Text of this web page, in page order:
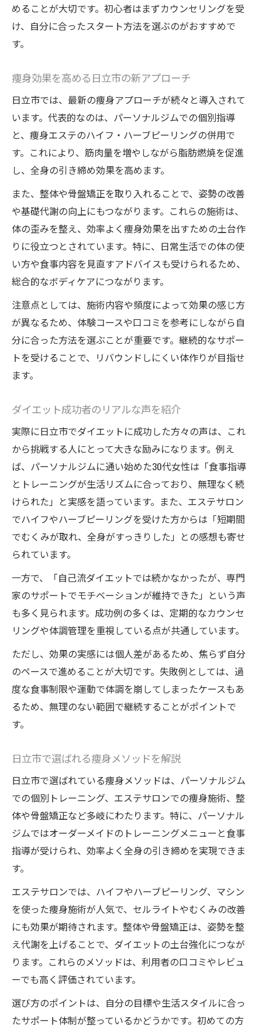
めることが大切です。初心者はまずカウンセリングを受
け、自分に合ったスタート方法を選ぶのがおすすめで
す。
痩身効果を高める日立市の新アプローチ
日立市では、最新の痩身アプローチが続々と導入されて
います。代表的なのは、パーソナルジムでの個別指導
と、痩身エステのハイフ・ハーブピーリングの併用で
す。これにより、筋肉量を増やしながら脂肪燃焼を促進
し、全身の引き締め効果を高めます。
また、整体や骨盤矯正を取り入れることで、姿勢の改善
や基礎代謝の向上にもつながります。これらの施術は、
体の歪みを整え、効率よく痩身効果を出すための土台作
りに役立つとされています。特に、日常生活での体の使
い方や食事内容を見直すアドバイスも受けられるため、
総合的なボディケアにつながります。
注意点としては、施術内容や頻度によって効果の感じ方
が異なるため、体験コースや口コミを参考にしながら自
分に合った方法を選ぶことが重要です。継続的なサポー
トを受けることで、リバウンドしにくい体作りが目指せ
ます。
ダイエット成功者のリアルな声を紹介
実際に日立市でダイエットに成功した方々の声は、これ
から挑戦する人にとって大きな励みになります。例え
ば、パーソナルジムに通い始めた30代女性は「食事指導
とトレーニングが生活リズムに合っており、無理なく続
けられた」と実感を語っています。また、エステサロン
でハイフやハーブピーリングを受けた方からは「短期間
でむくみが取れ、全身がすっきりした」との感想も寄せ
られています。
一方で、「自己流ダイエットでは続かなかったが、専門
家のサポートでモチベーションが維持できた」という声
も多く見られます。成功例の多くは、定期的なカウンセ
リングや体調管理を重視している点が共通しています。
ただし、効果の実感には個人差があるため、焦らず自分
のペースで進めることが大切です。失敗例としては、過
度な食事制限や運動で体調を崩してしまったケースもあ
るため、無理のない範囲で継続することがポイントで
す。
日立市で選ばれる痩身メソッドを解説
日立市で選ばれている痩身メソッドは、パーソナルジム
での個別トレーニング、エステサロンでの痩身施術、整
体や骨盤矯正など多岐にわたります。特に、パーソナル
ジムではオーダーメイドのトレーニングメニューと食事
指導が受けられ、効率よく全身の引き締めを実現できま
す。
エステサロンでは、ハイフやハーブピーリング、マシン
を使った痩身施術が人気で、セルライトやむくみの改善
にも効果が期待されます。整体や骨盤矯正は、姿勢を整
え代謝を上げることで、ダイエットの土台強化につなが
ります。これらのメソッドは、利用者の口コミやレビュ
ーでも高く評価されています。
選び方のポイントは、自分の目標や生活スタイルに合っ
たサポート体制が整っているかどうかです。初めての方